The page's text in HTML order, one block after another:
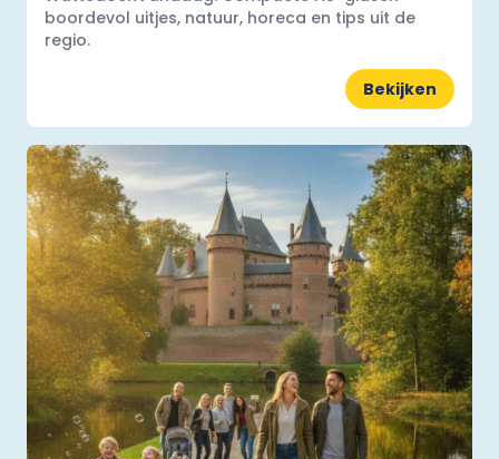
boordevol uitjes, natuur, horeca en tips uit de
regio.
Bekijken